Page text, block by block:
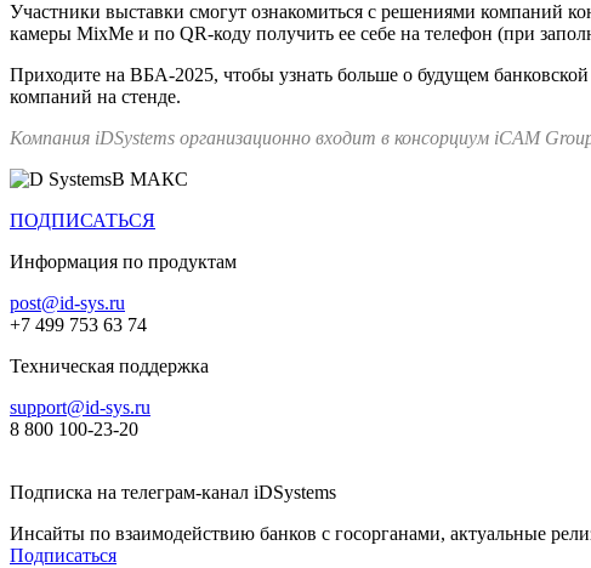
Участники выставки смогут ознакомиться с решениями компаний
камеры MixMe и по QR-коду получить ее себе на телефон (при
Приходите на ВБА-2025, чтобы узнать больше о будущем
компаний на стенде.
Компания iDSystems организационно входит в консорциум iCAM
В МАКС
ПОДПИСАТЬСЯ
Информация по продуктам
post@id-sys.ru
+7 499 753 63 74
Техническая поддержка
support@id-sys.ru
8 800 100-23-20
Подписка на телеграм-канал iDSystems
Инсайты по взаимодействию банков с госорганами, актуальные
Подписаться